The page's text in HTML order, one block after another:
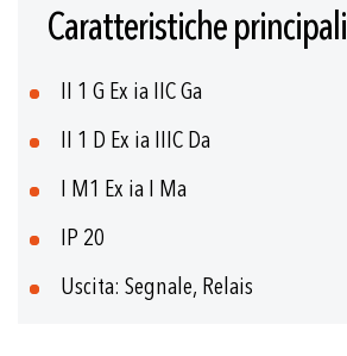
galleria
immagini
Caratteristiche principali
II 1 G Ex ia IIC Ga
II 1 D Ex ia IIIC Da
I M1 Ex ia I Ma
IP 20
Uscita: Segnale, Relais